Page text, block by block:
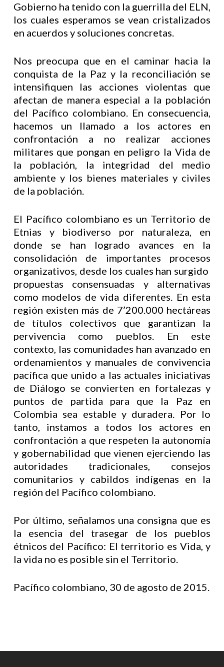
Gobierno ha tenido con la guerrilla del ELN,
los cuales esperamos se vean cristalizados
en acuerdos y soluciones concretas.
Nos preocupa que en el caminar hacia la
conquista de la Paz y la reconciliación se
intensifiquen las acciones violentas que
afectan de manera especial a la población
del Pacífico colombiano. En consecuencia,
hacemos un llamado a los actores en
confrontación a no realizar acciones
militares que pongan en peligro la Vida de
la población, la integridad del medio
ambiente y los bienes materiales y civiles
de la población.
El Pacífico colombiano es un Territorio de
Etnias y biodiverso por naturaleza, en
donde se han logrado avances en la
consolidación de importantes procesos
organizativos, desde los cuales han surgido
propuestas consensuadas y alternativas
como modelos de vida diferentes. En esta
región existen más de 7’200.000 hectáreas
de títulos colectivos que garantizan la
pervivencia como pueblos. En este
contexto, las comunidades han avanzado en
ordenamientos y manuales de convivencia
pacífica que unido a las actuales iniciativas
de Diálogo se convierten en fortalezas y
puntos de partida para que la Paz en
Colombia sea estable y duradera. Por lo
tanto, instamos a todos los actores en
confrontación a que respeten la autonomía
y gobernabilidad que vienen ejerciendo las
autoridades tradicionales, consejos
comunitarios y cabildos indígenas en la
región del Pacífico colombiano.
Por último, señalamos una consigna que es
la esencia del trasegar de los pueblos
étnicos del Pacífico: El territorio es Vida, y
la vida no es posible sin el Territorio.
Pacífico colombiano, 30 de agosto de 2015.